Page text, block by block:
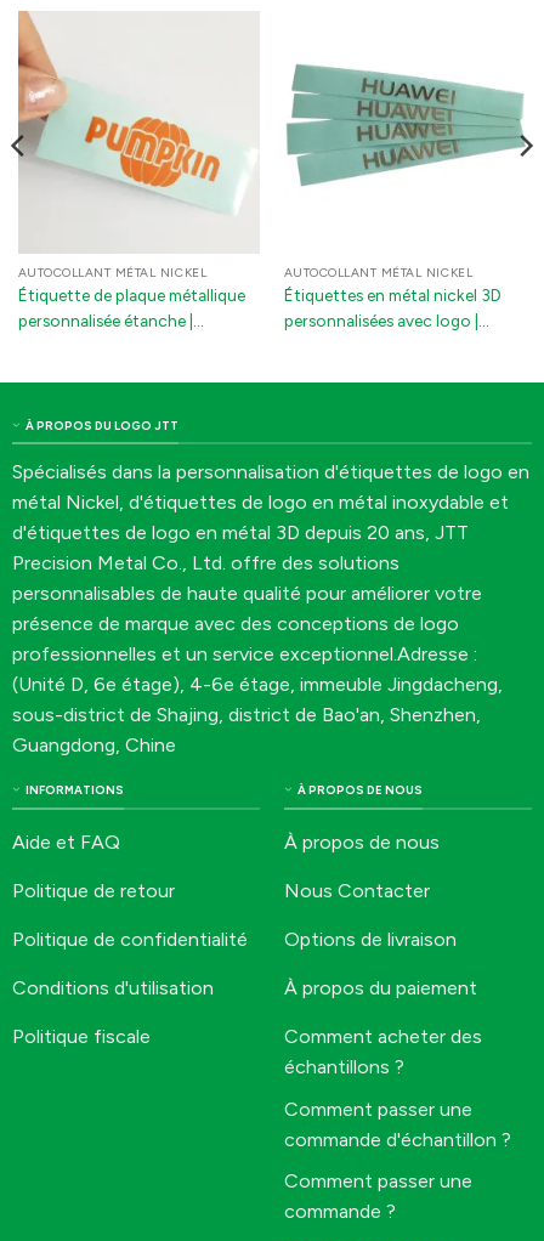
AUTOCOLLANT MÉTAL NICKEL
Étiquette de plaque métallique
personnalisée étanche |
AUTOCOLLANT MÉTAL NICKEL
Étiquettes en métal nickel 3D
personnalisées avec logo |
À PROPOS DU LOGO JTT
Spécialisés dans la personnalisation d'étiquettes de logo en
métal Nickel, d'étiquettes de logo en métal inoxydable et
d'étiquettes de logo en métal 3D depuis 20 ans, JTT
Precision Metal Co., Ltd. offre des solutions
personnalisables de haute qualité pour améliorer votre
présence de marque avec des conceptions de logo
professionnelles et un service exceptionnel.Adresse :
(Unité D, 6e étage), 4-6e étage, immeuble Jingdacheng,
sous-district de Shajing, district de Bao'an, Shenzhen,
Guangdong, Chine
INFORMATIONS
Aide et FAQ
Politique de retour
Politique de confidentialité
Conditions d'utilisation
Politique fiscale
À PROPOS DE NOUS
À propos de nous
Nous Contacter
Options de livraison
À propos du paiement
Comment acheter des
échantillons ?
Comment passer une
commande d'échantillon ?
Comment passer une
commande ?